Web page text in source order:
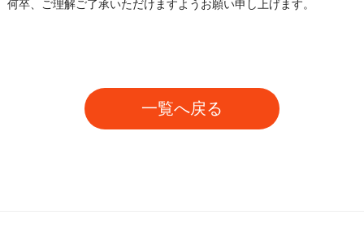
何卒、ご理解ご了承いただけますようお願い申し上げます。
一覧へ戻る